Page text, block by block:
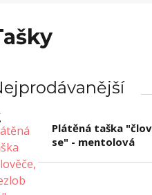
Plátěná taška
se" - mentolová